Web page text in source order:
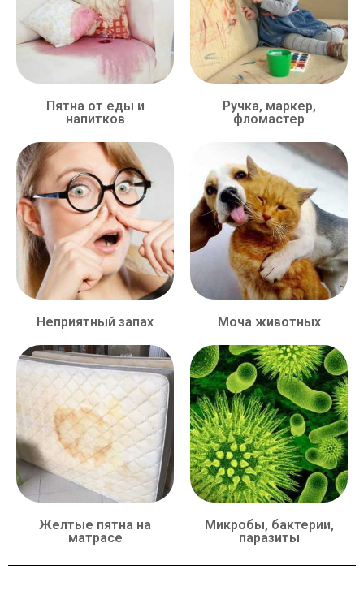
Пятна от еды и
напитков
Ручка, маркер,
фломастер
Неприятный запах Моча животных
Желтые пятна на
матрасе
Микробы, бактерии,
паразиты